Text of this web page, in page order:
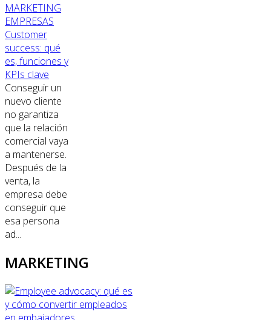
MARKETING
EMPRESAS
Customer
success: qué
es, funciones y
KPIs clave
Conseguir un
nuevo cliente
no garantiza
que la relación
comercial vaya
a mantenerse.
Después de la
venta, la
empresa debe
conseguir que
esa persona
ad...
MARKETING